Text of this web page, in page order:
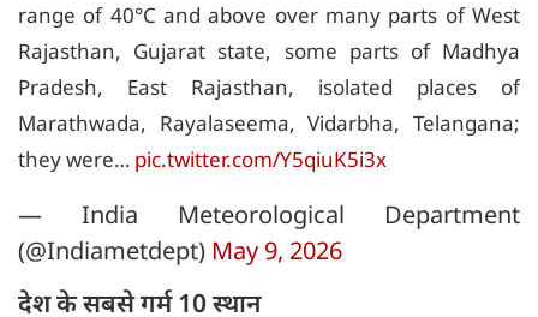
range of 40°C and above over many parts of West
Rajasthan, Gujarat state, some parts of Madhya
Pradesh, East Rajasthan, isolated places of
Marathwada, Rayalaseema, Vidarbha, Telangana;
they were… pic.twitter.com/Y5qiuK5i3x
— India Meteorological Department
(@Indiametdept) May 9, 2026
देश के सबसे गर्म 10 स्थान